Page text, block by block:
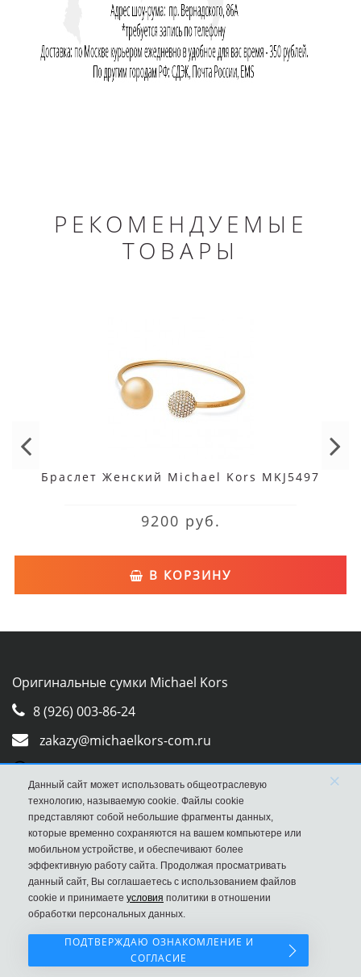
РЕКОМЕНДУЕМЫЕ
ТОВАРЫ
Браслет Женский Michael Kors MKJ5497
9200 руб.
В КОРЗИНУ
Оригинальные сумки Michael Kors
8 (926) 003-86-24
zakazy@michaelkors-com.ru
Whatsapp
Viber
Данный сайт может использовать общеотраслевую
технологию, называемую cookie. Файлы cookie
представляют собой небольшие фрагменты данных,
которые временно сохраняются на вашем компьютере или
мобильном устройстве, и обеспечивают более
эффективную работу сайта. Продолжая просматривать
данный сайт, Вы соглашаетесь с использованием файлов
cookie и принимаете условия политики в отношении
обработки персональных данных.
×
ПОДТВЕРЖДАЮ ОЗНАКОМЛЕНИЕ И
СОГЛАСИЕ